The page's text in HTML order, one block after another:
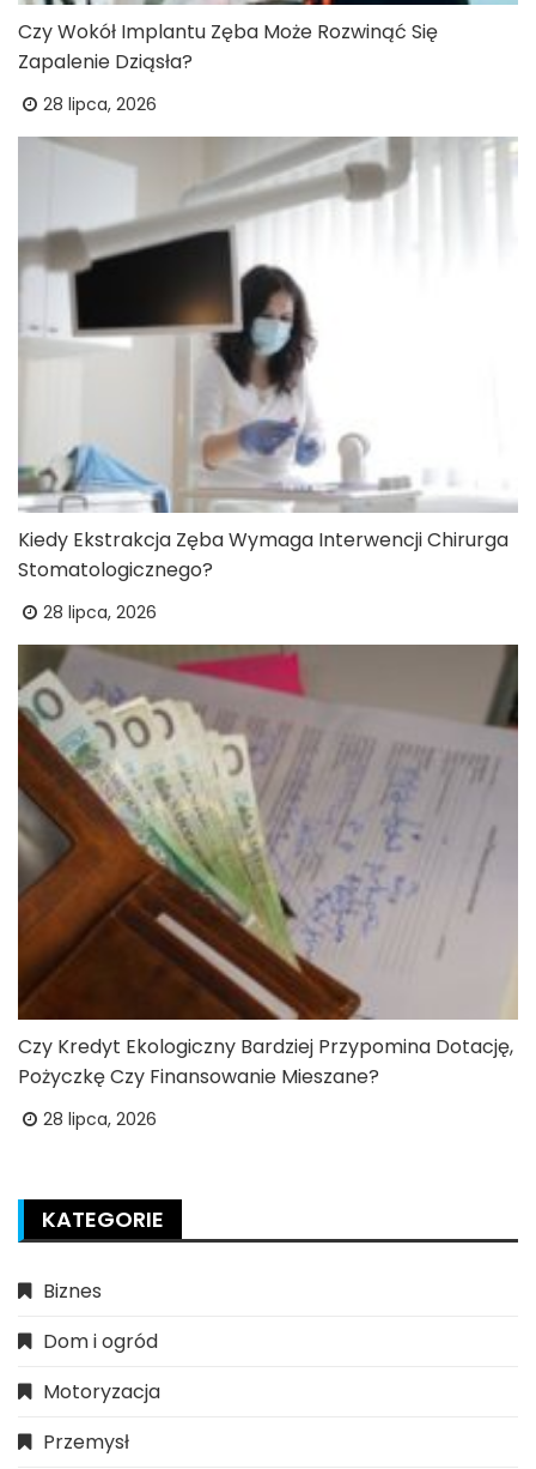
Czy Wokół Implantu Zęba Może Rozwinąć Się
Zapalenie Dziąsła?
28 lipca, 2026
Kiedy Ekstrakcja Zęba Wymaga Interwencji Chirurga
Stomatologicznego?
28 lipca, 2026
Czy Kredyt Ekologiczny Bardziej Przypomina Dotację,
Pożyczkę Czy Finansowanie Mieszane?
28 lipca, 2026
KATEGORIE
Biznes
Dom i ogród
Motoryzacja
Przemysł